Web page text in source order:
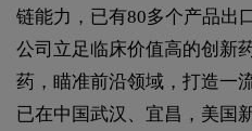
链能力，已有80多个产品出
公司立足临床价值高的创新
药，瞄准前沿领域，打造一
已在中国武汉、宜昌，美国